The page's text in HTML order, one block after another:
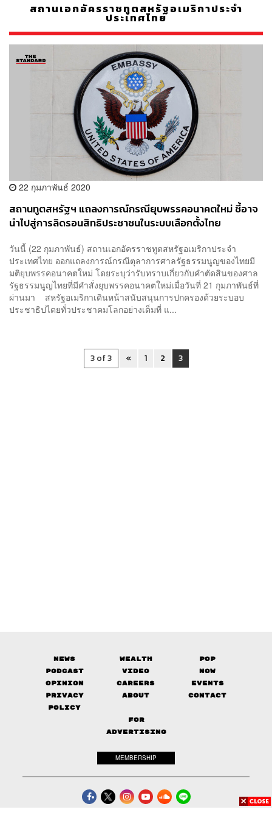
สถานเอกอัครราชทูตสหรัฐอเมริกาประจำ
ประเทศไทย
22 กุมภาพันธ์ 2020
สถานทูตสหรัฐฯ แถลงการณ์กรณียุบพรรคอนาคตใหม่ ชี้อาจ
นำไปสู่การลิดรอนสิทธิประชาชนในระบบเลือกตั้งไทย
วันนี้ (22 กุมภาพันธ์) สถานเอกอัครราชทูตสหรัฐอเมริกาประจำ
ประเทศไทย ออกแถลงการณ์กรณีตุลาการศาลรัฐธรรมนูญของไทยมี
มติยุบพรรคอนาคตใหม่ โดยระบุว่ารับทราบเกี่ยวกับคำตัดสินของศาล
รัฐธรรมนูญไทยที่มีคำสั่งยุบพรรคอนาคตใหม่เมื่อวันที่ 21 กุมภาพันธ์ที่
ผ่านมา สหรัฐอเมริกาเดินหน้าสนับสนุนการปกครองด้วยระบอบ
ประชาธิปไตยทั่วประชาคมโลกอย่างเต็มที่ แ...
3 of 3 « 1 2 3
News Wealth
Pop
Podcast
Video
Now
Opinion
Careers
Events
Privacy
Policy
About Contact
FOR
ADVERTISING
MEMBERSHIP